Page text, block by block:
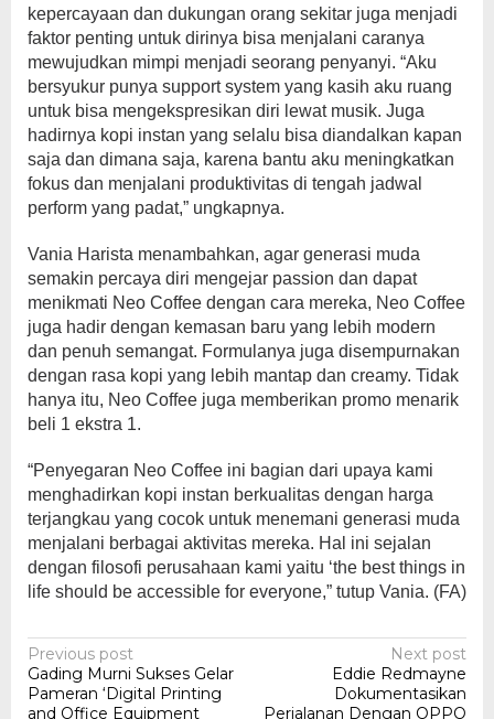
kepercayaan dan dukungan orang sekitar juga menjadi
faktor penting untuk dirinya bisa menjalani caranya
mewujudkan mimpi menjadi seorang penyanyi. “Aku
bersyukur punya support system yang kasih aku ruang
untuk bisa mengekspresikan diri lewat musik. Juga
hadirnya kopi instan yang selalu bisa diandalkan kapan
saja dan dimana saja, karena bantu aku meningkatkan
fokus dan menjalani produktivitas di tengah jadwal
perform yang padat,” ungkapnya.
Vania Harista menambahkan, agar generasi muda
semakin percaya diri mengejar passion dan dapat
menikmati Neo Coffee dengan cara mereka, Neo Coffee
juga hadir dengan kemasan baru yang lebih modern
dan penuh semangat. Formulanya juga disempurnakan
dengan rasa kopi yang lebih mantap dan creamy. Tidak
hanya itu, Neo Coffee juga memberikan promo menarik
beli 1 ekstra 1.
“Penyegaran Neo Coffee ini bagian dari upaya kami
menghadirkan kopi instan berkualitas dengan harga
terjangkau yang cocok untuk menemani generasi muda
menjalani berbagai aktivitas mereka. Hal ini sejalan
dengan filosofi perusahaan kami yaitu ‘the best things in
life should be accessible for everyone,” tutup Vania. (FA)
Post
navigation
Previous post
Gading Murni Sukses Gelar
Pameran ‘Digital Printing
and Office Equipment
Next post
Eddie Redmayne
Dokumentasikan
Perjalanan Dengan OPPO